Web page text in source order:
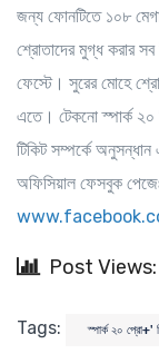
জন্য ফোনটিতে ১০৮
শ্রোতাদের মুগ্ধ করার
ফেস্টে। সুরের মোহে
এতে। টেকনো স্পার্ক ২০
টিকিট সম্পর্কে
অফিসিয়াল ফেসবুক
Post
Tags: স্পার্ক ২০ প্রো+'